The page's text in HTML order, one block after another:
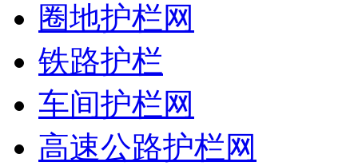
圈地护栏网
铁路护栏
车间护栏网
高速公路护栏网